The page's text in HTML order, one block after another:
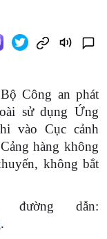
Công an phát
sử dụng Ứng
vào Cục cảnh
hàng không
không bắt
dẫn:
.